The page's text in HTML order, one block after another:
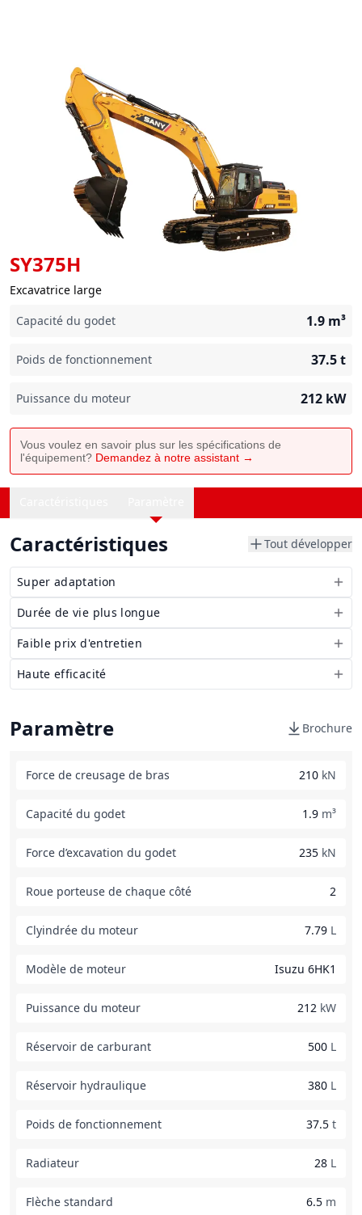
SY375H
Excavatrice large
Capacité du godet
1.9 m³
Poids de fonctionnement 37.5t
Puissance du moteur 212 kW
Vous voulez en savoir plus sur les spécifications de
l'équipement? Demandez à notre assistant →
Caractéristiques Tout développer
Super adaptation
Durée de vie plus longue
Faible prix d'entretien
Haute efficacité
Paramètre Brochure
Force de creusage de bras 210 kN
Capacité du godet 1.9 m³
Force d’excavation du godet 235 kN
Roue porteuse de chaque côté 2
Clyindrée du moteur 7.79 L
Modèle de moteur Isuzu 6HK1
Puissance du moteur 212 kW
Réservoir de carburant 500 L
Réservoir hydraulique 380 L
Poids de fonctionnement 37.5 t
Radiateur 28 L
Flèche standard 6.5 m